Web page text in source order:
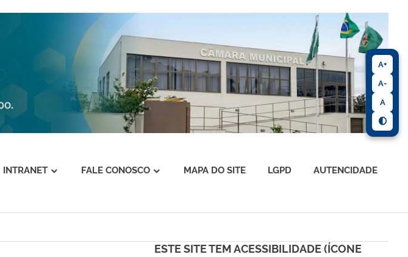
INTRANET FALE CONOSCO MAPA DO SITE LGPD AUTENCIDADE
ESTE SITE TEM ACESSIBILIDADE (ÍCONE
A+
A-
A